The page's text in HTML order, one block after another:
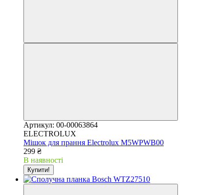
Артикул: 00-00063864
ELECTROLUX
Мішок для прання Electrolux M5WPWB00
299 ₴
В наявності
Купити!